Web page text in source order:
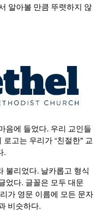
알아볼 만큼 뚜렷하지 않
음에 들었다. 우리 교인들
고는 우리가 “친절한" 교
.
불리었다. 날카롭고 형식
었다. 글꼴은 모두 대문
가 영문 이름에 모든 문자
비슷하다.